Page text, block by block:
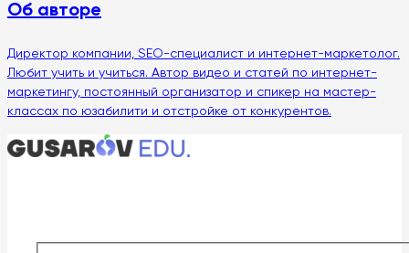
Об авторе
Директор компании, SEO-специалист и интернет-маркетолог.
Любит учить и учиться. Автор видео и статей по интернет-
маркетингу, постоянный организатор и спикер на мастер-
классах по юзабилити и отстройке от конкурентов.